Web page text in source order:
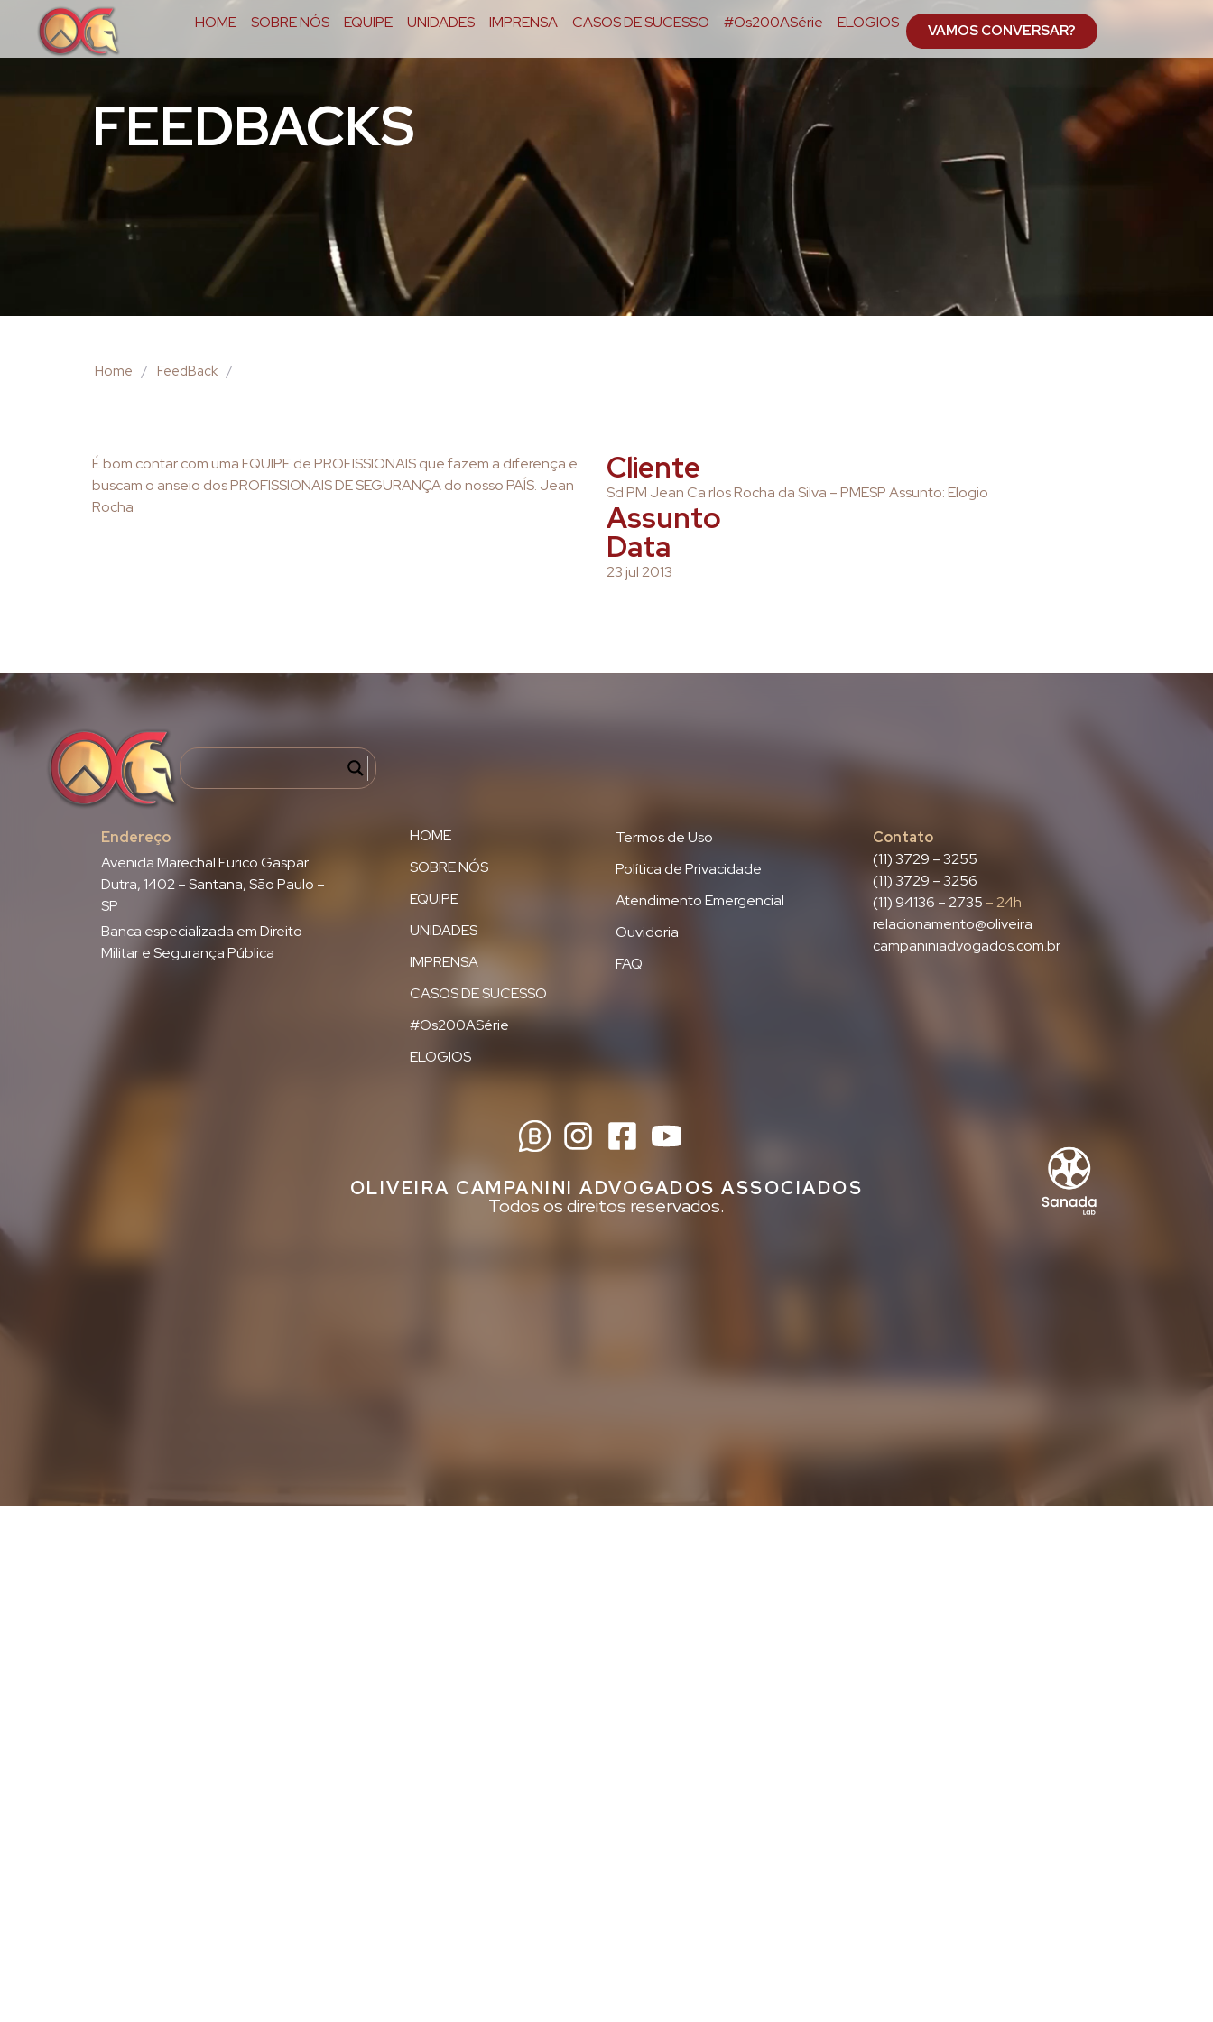
HOME SOBRE NÓS EQUIPE UNIDADES IMPRENSA CASOS DE SUCESSO #Os200ASérie ELOGIOS VAMOS CONVERSAR?
FEEDBACKS
Home / FeedBack /
É bom contar com uma EQUIPE de PROFISSIONAIS que fazem a diferença e
buscam o anseio dos PROFISSIONAIS DE SEGURANÇA do nosso PAÍS. Jean
Rocha
Cliente
Sd PM Jean Ca rlos Rocha da Silva – PMESP Assunto: Elogio
Assunto
Data
23 jul 2013
Endereço
Avenida Marechal Eurico Gaspar
Dutra, 1402 – Santana, São Paulo –
SP
Banca especializada em Direito
Militar e Segurança Pública
HOME
SOBRE NÓS
EQUIPE
UNIDADES
IMPRENSA
CASOS DE SUCESSO
#Os200ASérie
ELOGIOS
Termos de Uso
Política de Privacidade
Atendimento Emergencial
Ouvidoria
FAQ
Contato
(11) 3729 – 3255
(11) 3729 – 3256
(11) 94136 – 2735 – 24h
relacionamento@oliveira
campaniniadvogados.com.br
OLIVEIRA CAMPANINI ADVOGADOS ASSOCIADOS
Todos os direitos reservados.